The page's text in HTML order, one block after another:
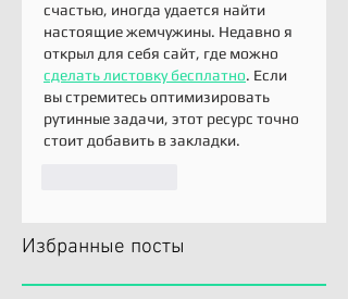
счастью, иногда удается найти
настоящие жемчужины. Недавно я
открыл для себя сайт, где можно
сделать листовку бесплатно. Если
вы стремитесь оптимизировать
рутинные задачи, этот ресурс точно
стоит добавить в закладки.
Избранные посты